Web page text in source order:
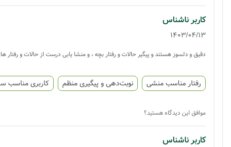
کاربر ناشناس
1403/04/13
دقیق و دلسوز هستند و پیگیر حالات و رفتار بچه ، و منشا یابی درست از حالات و رفتار
رفتار مناسب منشی نوبت‌دهی و پیگیری منظم کاربری مناسب
موافق این دیدگاه هستید؟
کاربر ناشناس